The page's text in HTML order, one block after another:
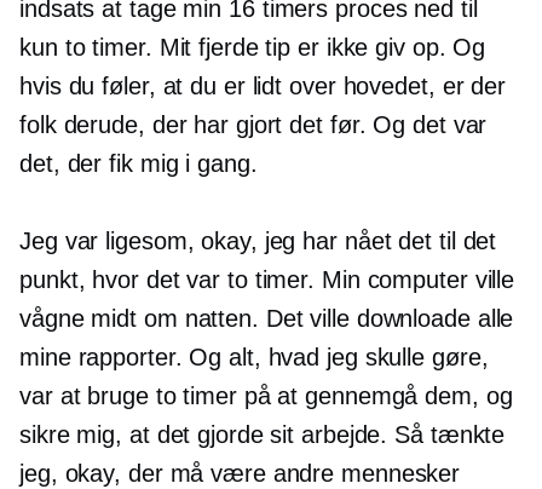
indsats at tage min 16 timers proces ned til
kun to timer. Mit fjerde tip er ikke giv op. Og
hvis du føler, at du er lidt over hovedet, er der
folk derude, der har gjort det før. Og det var
det, der fik mig i gang.
Jeg var ligesom, okay, jeg har nået det til det
punkt, hvor det var to timer. Min computer ville
vågne midt om natten. Det ville downloade alle
mine rapporter. Og alt, hvad jeg skulle gøre,
var at bruge to timer på at gennemgå dem, og
sikre mig, at det gjorde sit arbejde. Så tænkte
jeg, okay, der må være andre mennesker